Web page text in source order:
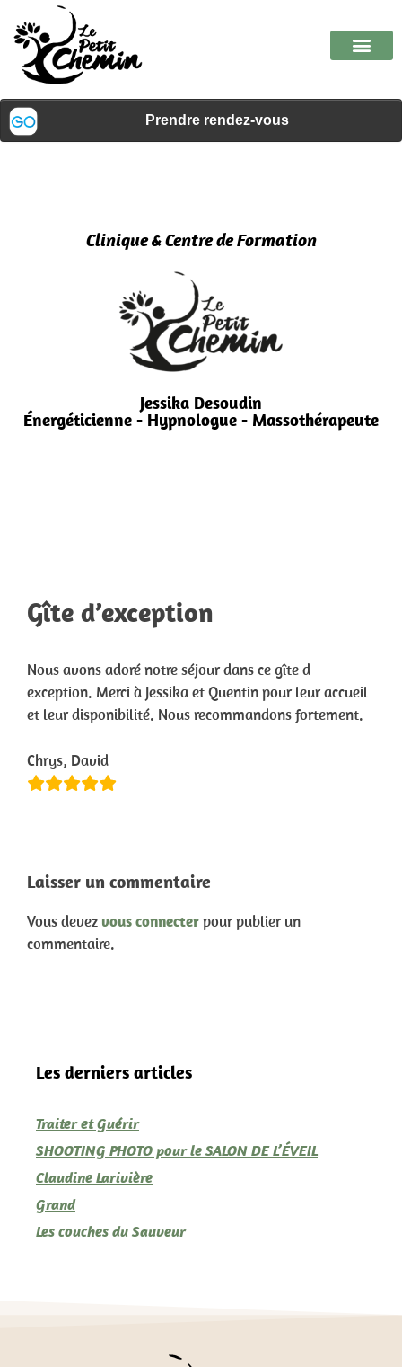
Clinique & Centre de Formation
Jessika Desoudin
Énergéticienne - Hypnologue - Massothérapeute
Gîte d’exception
Nous avons adoré notre séjour dans ce gîte d
exception. Merci à Jessika et Quentin pour leur accueil
et leur disponibilité. Nous recommandons fortement.
Chrys, David
Laisser un commentaire
Vous devez vous connecterpour publier un
commentaire.
Les derniers articles
Traiter et Guérir
SHOOTING PHOTO pour le SALON DE L’ÉVEIL
Claudine Larivière
Grand
Les couches du Sauveur